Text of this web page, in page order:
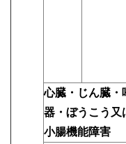
心臓・じん臓・
器・ぼうこう又
小腸機能障害